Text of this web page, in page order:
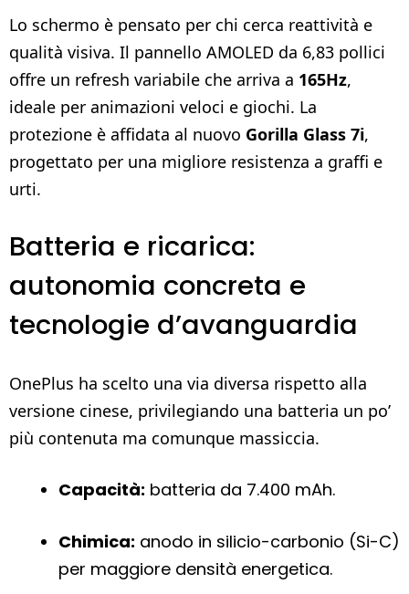
Lo schermo è pensato per chi cerca reattività e
qualità visiva. Il pannello AMOLED da 6,83 pollici
offre un refresh variabile che arriva a 165Hz,
ideale per animazioni veloci e giochi. La
protezione è affidata al nuovo Gorilla Glass 7i,
progettato per una migliore resistenza a graffi e
urti.
Batteria e ricarica:
autonomia concreta e
tecnologie d’avanguardia
OnePlus ha scelto una via diversa rispetto alla
versione cinese, privilegiando una batteria un po’
più contenuta ma comunque massiccia.
Capacità: batteria da 7.400 mAh.
Chimica: anodo in silicio-carbonio (Si-C)
per maggiore densità energetica.